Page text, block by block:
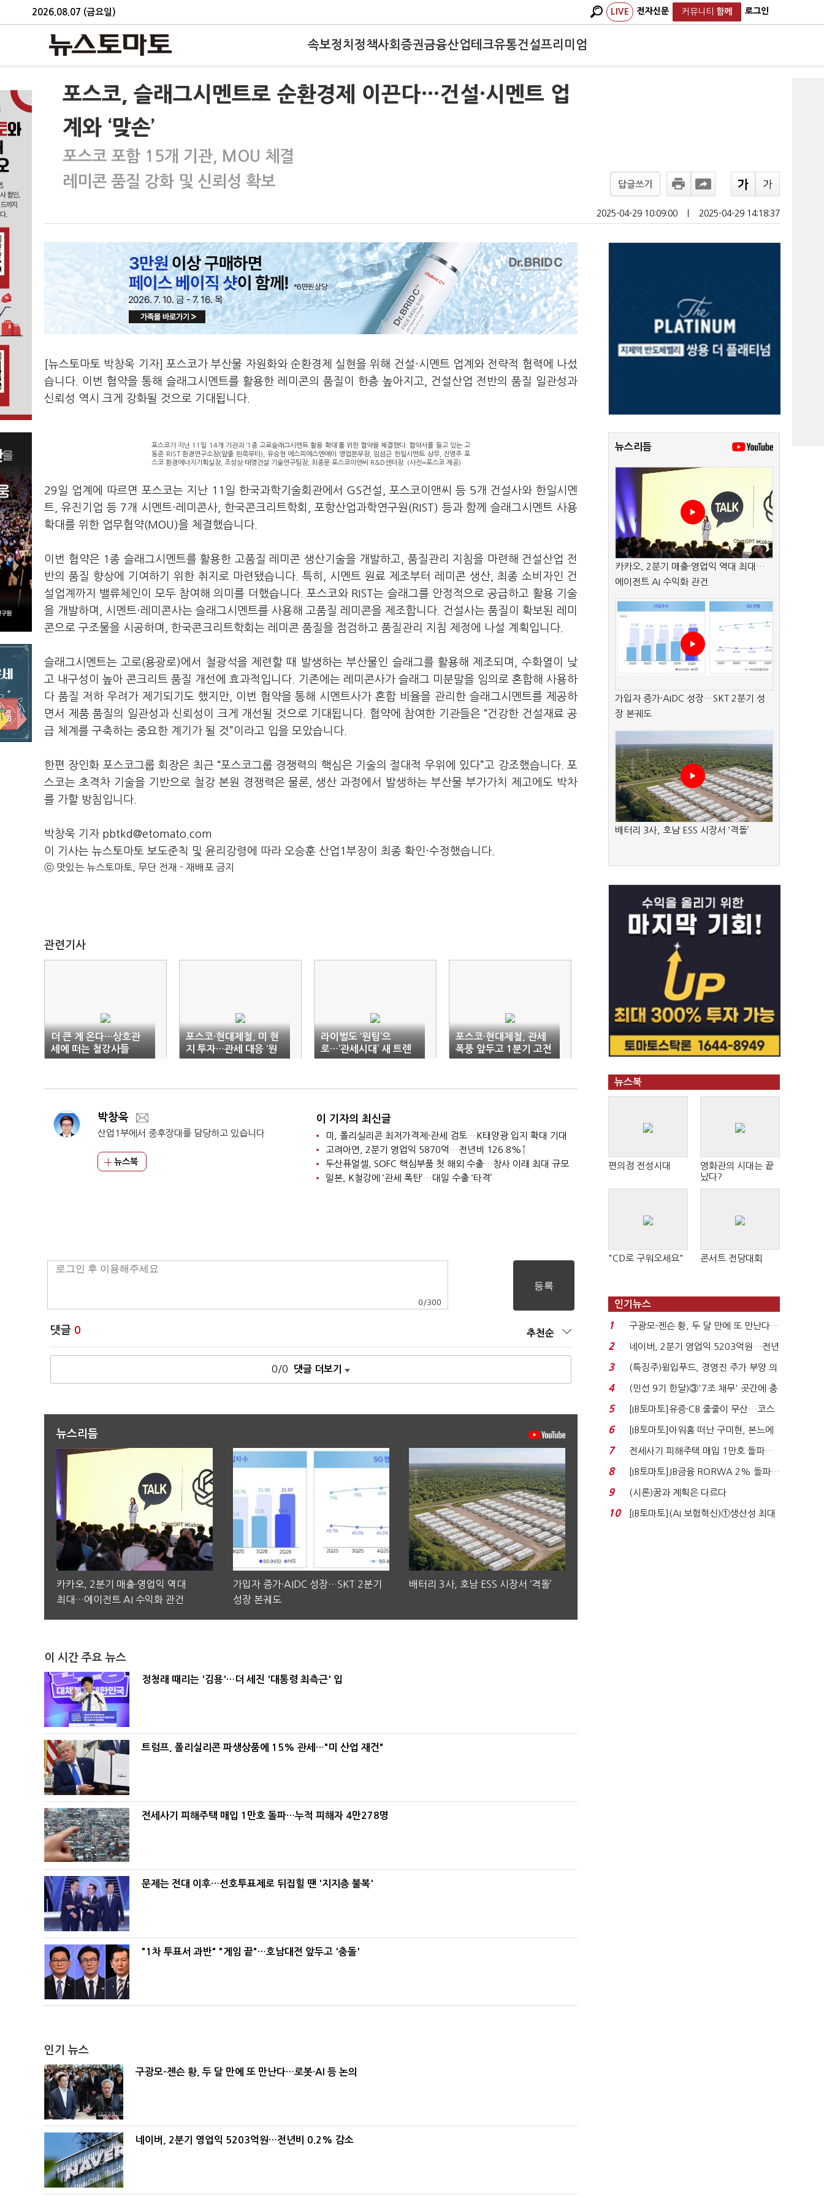
2026.08.07 (금요일) LIVE 전자신문 커뮤니티 함께 로그인
속보정치 정책사회 증권금융산업테크유통건설프리미엄
포스코, 슬래그시멘트로 순환경제 이끈다…건설·시멘트 업
계와 ‘맞손’
포스코 포함 15개 기관, MOU 체결
레미콘 품질 강화 및 신뢰성 확보
답글쓰기
2025-04-29 10:09:00 2025-04-29 14:18:37
[뉴스토마토 박창욱 기자] 포스코가 부산물 자원화와 순환경제 실현을 위해 건설·시멘트 업계와 전략적 협력에 나섰
습니다. 이번 협약을 통해 슬래그시멘트를 활용한 레미콘의 품질이 한층 높아지고, 건설산업 전반의 품질 일관성과
신뢰성 역시 크게 강화될 것으로 기대됩니다.
포스코가 지난 11일 14개 기관과 ‘1종 고로슬래그시멘트 활용 확대’를 위한 협약을 체결했다. 협약서를 들고 있는 고
동준 RIST 환경연구소장(앞줄 왼쪽부터), 유승현 에스피에스엔에이 영업본부장, 임섬근 한일시멘트 상무, 진영주 포
스코 환경에너지기획실장, 조성상 태영건설 기술연구팀장, 최종문 포스코이앤씨 R&D센터장. (사진=포스코 제공)
29일 업계에 따르면 포스코는 지난 11일 한국과학기술회관에서 GS건설, 포스코이앤씨 등 5개 건설사와 한일시멘
트, 유진기업 등 7개 시멘트·레미콘사, 한국콘크리트학회, 포항산업과학연구원(RIST) 등과 함께 슬래그시멘트 사용
확대를 위한 업무협약(MOU)을 체결했습니다.
이번 협약은 1종 슬래그시멘트를 활용한 고품질 레미콘 생산기술을 개발하고, 품질관리 지침을 마련해 건설산업 전
반의 품질 향상에 기여하기 위한 취지로 마련됐습니다. 특히, 시멘트 원료 제조부터 레미콘 생산, 최종 소비자인 건
설업계까지 밸류체인이 모두 참여해 의미를 더했습니다. 포스코와 RIST는 슬래그를 안정적으로 공급하고 활용 기술
을 개발하며, 시멘트·레미콘사는 슬래그시멘트를 사용해 고품질 레미콘을 제조합니다. 건설사는 품질이 확보된 레미
콘으로 구조물을 시공하며, 한국콘크리트학회는 레미콘 품질을 점검하고 품질관리 지침 제정에 나설 계획입니다.
슬래그시멘트는 고로(용광로)에서 철광석을 제련할 때 발생하는 부산물인 슬래그를 활용해 제조되며, 수화열이 낮
고 내구성이 높아 콘크리트 품질 개선에 효과적입니다. 기존에는 레미콘사가 슬래그 미분말을 임의로 혼합해 사용하
다 품질 저하 우려가 제기되기도 했지만, 이번 협약을 통해 시멘트사가 혼합 비율을 관리한 슬래그시멘트를 제공하
면서 제품 품질의 일관성과 신뢰성이 크게 개선될 것으로 기대됩니다. 협약에 참여한 기관들은 “건강한 건설재료 공
급 체계를 구축하는 중요한 계기가 될 것”이라고 입을 모았습니다.
한편 장인화 포스코그룹 회장은 최근 “포스코그룹 경쟁력의 핵심은 기술의 절대적 우위에 있다”고 강조했습니다. 포
스코는 초격차 기술을 기반으로 철강 본원 경쟁력은 물론, 생산 과정에서 발생하는 부산물 부가가치 제고에도 박차
를 가할 방침입니다.
박창욱 기자 pbtkd@etomato.com
이 기사는 뉴스토마토 보도준칙 및 윤리강령에 따라 오승훈 산업1부장이 최종 확인·수정했습니다.
ⓒ 맛있는 뉴스토마토, 무단 전재 - 재배포 금지
관련기사
더 큰 게 온다…상호관
세에 떠는 철강사들
포스코·현대제철, 미 현
지 투자…관세 대응 ‘원
팀’
라이벌도 ‘원팀’으
로…‘관세시대’ 새 트렌
드
포스코·현대제철, 관세
폭풍 앞두고 1분기 고전
박창욱
산업1부에서 중후장대를 담당하고 있습니다
뉴스북
이 기자의 최신글
미, 폴리실리콘 최저가격제·관세 검토…K태양광 입지 확대 기대
고려아연, 2분기 영업익 5870억…전년비 126.8%↑
두산퓨얼셀, SOFC 핵심부품 첫 해외 수출…창사 이래 최대 규모
일본, K철강에 ‘관세 폭탄’…대일 수출 ‘타격’
0 /300
댓글 0 추천순
0/0 댓글 더보기
뉴스리듬
카카오, 2분기 매출·영업익 역대
최대…에이전트 AI 수익화 관건
가입자 증가·AIDC 성장…SKT 2분기
성장 본궤도
배터리 3사, 호남 ESS 시장서 ‘격돌’
이 시간 주요 뉴스
정청래 때리는 '김용'…더 세진 '대통령 최측근' 입
트럼프, 폴리실리콘 파생상품에 15% 관세…"미 산업 재건"
전세사기 피해주택 매입 1만호 돌파…누적 피해자 4만278명
문제는 전대 이후…선호투표제로 뒤집힐 땐 '지지층 불복'
"1차 투표서 과반" "게임 끝"…호남대전 앞두고 '충돌'
인기 뉴스
구광모-젠슨 황, 두 달 만에 또 만난다…로봇·AI 등 논의
네이버, 2분기 영업익 5203억원…전년비 0.2% 감소
뉴스리듬
카카오, 2분기 매출·영업익 역대 최대…
에이전트 AI 수익화 관건
가입자 증가·AIDC 성장…SKT 2분기 성
장 본궤도
배터리 3사, 호남 ESS 시장서 ‘격돌’
뉴스북
편의점 전성시대
영화관의 시대는 끝
났다?
"CD로 구워오세요" 콘서트 전당대회
인기뉴스
1
구광모-젠슨 황, 두 달 만에 또 만난다…
로봇·AI 등 논...
2
네이버, 2분기 영업익 5203억원…전년
비 0.2% 감소...
3
(특징주)윙입푸드, 경영진 주가 부양 의
지에 상한가...
4
(민선 9기 한달)③'7조 채무' 곳간에 충
격…추미애, 20년...
5
[IB토마토]유증·CB 줄줄이 무산…코스
닥 벌점 급증에 ...
6
[IB토마토]아워홈 떠난 구미현, 본느에
340억 베팅…가...
7
전세사기 피해주택 매입 1만호 돌파…
누적 피해자 4만2...
8
[IB토마토]JB금융 RORWA 2% 돌파…
실적 견인은 은행 ...
9 (시론)꿈과 계획은 다르다
10
[IB토마토](AI 보험혁신)①생산성 최대